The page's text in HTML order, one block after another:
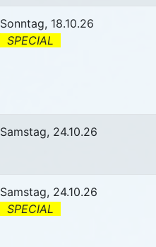
Sonntag, 18.10.26
SPECIAL
Samstag, 24.10.26
Samstag, 24.10.26
SPECIAL